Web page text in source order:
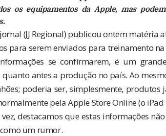
os equipamentos da Apple, mas
(JJ Regional) publicou ontem
para serem enviados para treinamento
se confirmarem, é um
quanto antes a produção no país. Ao
poderia ser, simplesmente,
pela Apple Store Online (o
destacamos que estas informações
um rumor.